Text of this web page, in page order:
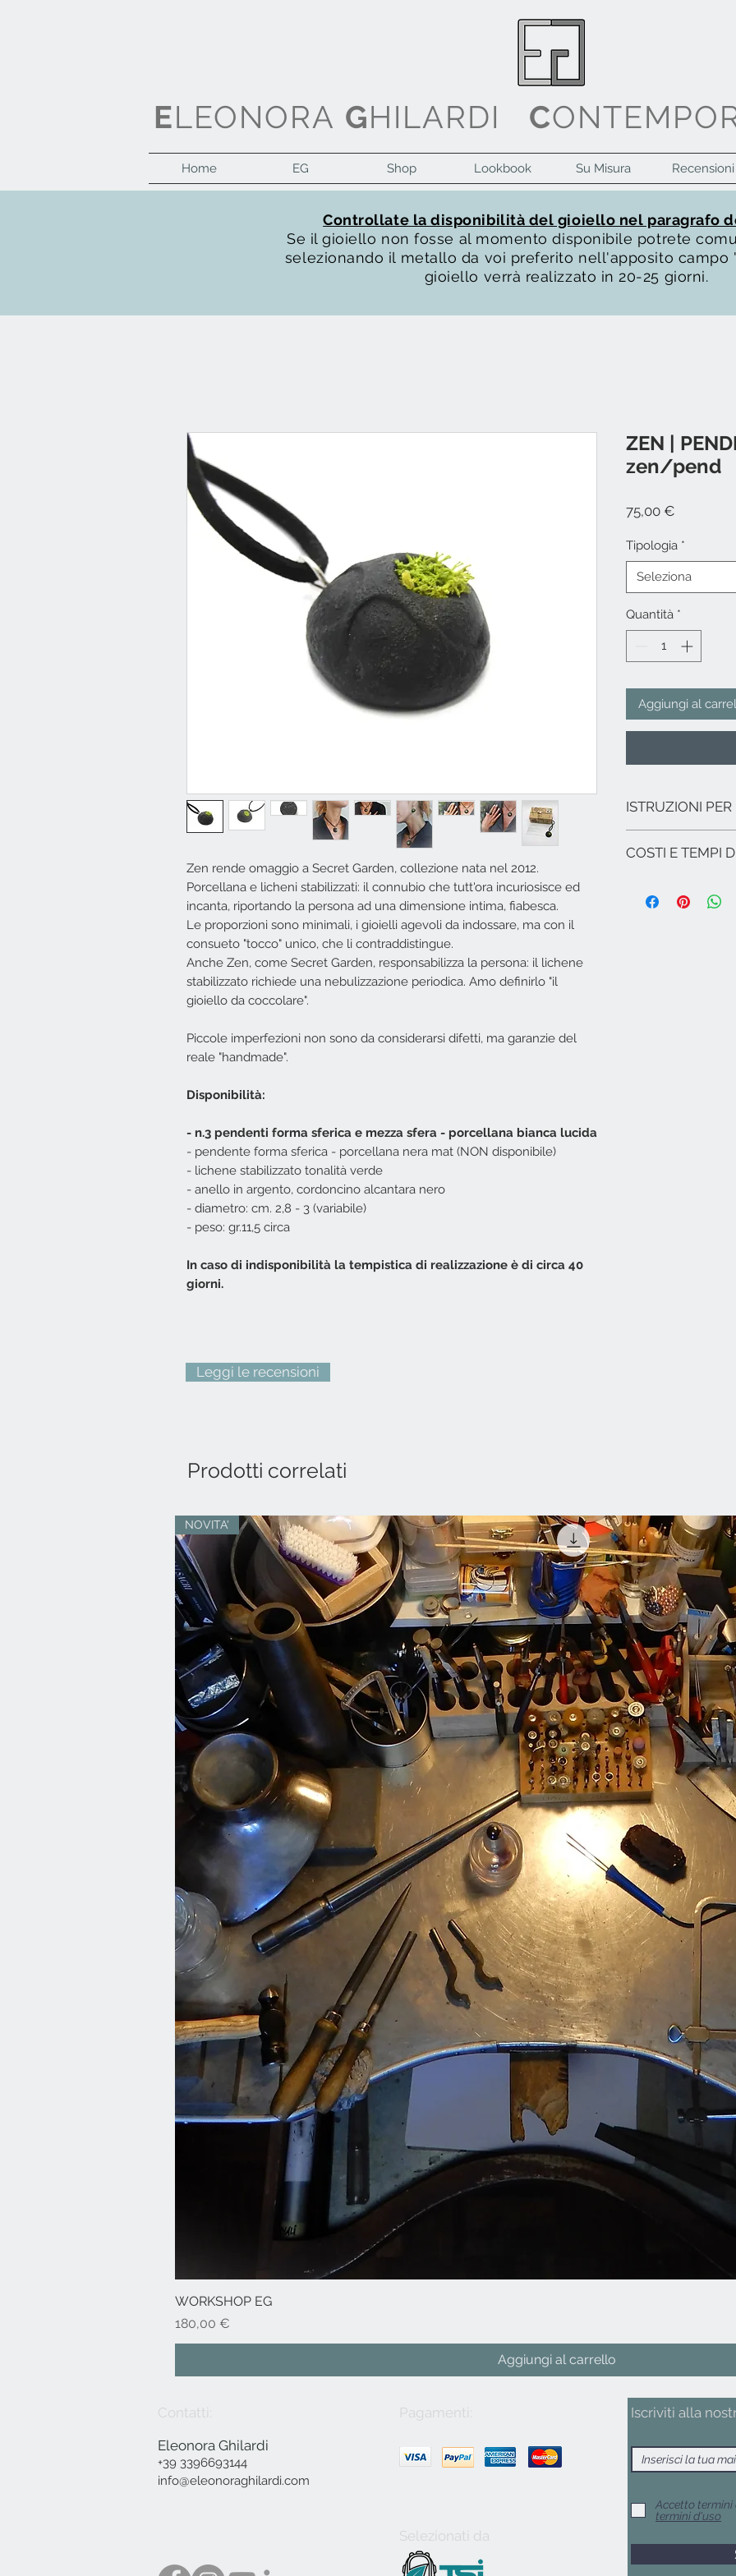
ELEONORA GHILARDI C
Home EG Shop Lookbook Su Misura Recensioni
Controllate la disponibilità del gioiello nel paragrafo
Se il gioiello non fosse al momento disponibile potrete
selezionando il metallo da voi preferito nell'apposito campo
gioiello verrà realizzato in 20-25 giorni.
Zen rende omaggio a Secret Garden, collezione nata nel 2012.
Porcellana e licheni stabilizzati: il connubio che tutt'ora incuriosisce ed
incanta, riportando la persona ad una dimensione intima, fiabesca.
Le proporzioni sono minimali, i gioielli agevoli da indossare, ma con il
consueto "tocco" unico, che li contraddistingue.
Anche Zen, come Secret Garden, responsabilizza la persona: il lichene
stabilizzato richiede una nebulizzazione periodica. Amo definirlo "il
gioiello da coccolare".
Piccole imperfezioni non sono da considerarsi difetti, ma garanzie del
reale "handmade".
Disponibilità:
- n.3 pendenti forma sferica e mezza sfera - porcellana bianca lucida
- pendente forma sferica - porcellana nera mat (NON disponibile)
- lichene stabilizzato tonalità verde
- anello in argento, cordoncino alcantara nero
- diametro: cm. 2,8 - 3 (variabile)
- peso: gr.11,5 circa
In caso di indisponibilità la tempistica di realizzazione è di circa 40
giorni.
ZEN |
zen/pend
75,00 €
Tipologia *
Seleziona
Quantità *
Aggiungi al
ISTRUZIONI
nel certificato di
COSTI E TEMPI
Nel caso non ci
Leggi le recensioni
Prodotti correlati
NOVITA'
WORKSHOP EG
Prezzo
180,00 €
Aggiungi al carrello
Contatti:
Eleonora Ghilardi
+39 3396693144
info@eleonoraghilardi.com
Pagamenti: Iscriviti alla
Accetto termini
termini d'uso
Selezionati da